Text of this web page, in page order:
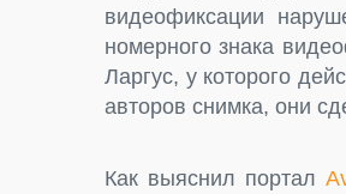
видеофиксации
номерного знака
Ларгус, у которого
авторов снимка, они
Как выяснил портал